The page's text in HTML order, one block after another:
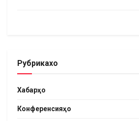
Рубрикахо
Хабарҳо
Конференсияҳо